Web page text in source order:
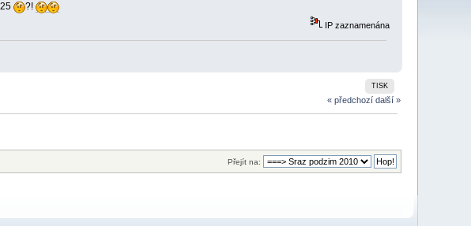
?!
IP zaznamenána
TISK
« předchozí další »
Přejít na: